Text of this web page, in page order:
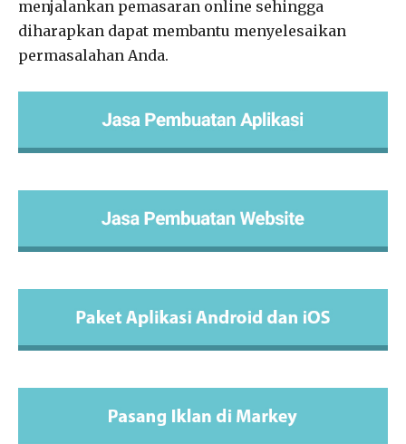
menjalankan pemasaran online sehingga
diharapkan dapat membantu menyelesaikan
permasalahan Anda.